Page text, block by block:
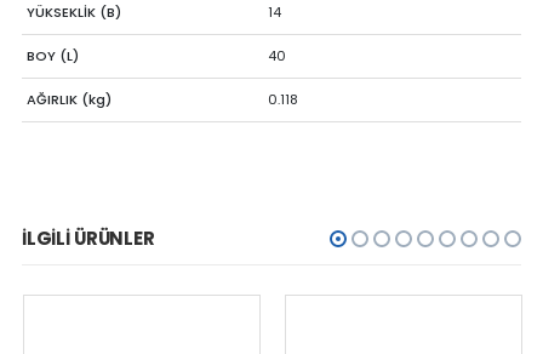
YÜKSEKLİK (B) 14
BOY (L) 40
AĞIRLIK (kg) 0.118
İLGILI ÜRÜNLER